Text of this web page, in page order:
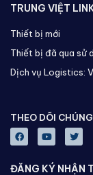
TRUNG VIỆT
Thiết bị mới
Thiết bị đã qua sử
Dịch vụ Logistics:
THEO DÕI
ĐĂNG KÝ NHẬN